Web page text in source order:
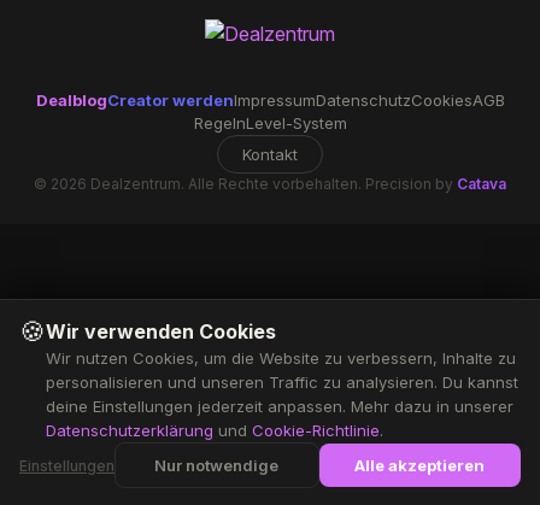
DealblogCreator werdenImpressumDatenschutzCookiesAGB
RegelnLevel-System
Kontakt
© 2026 Dealzentrum. Alle Rechte vorbehalten. Precision by Catava
🍪Wir verwenden Cookies
Wir nutzen Cookies, um die Website zu verbessern, Inhalte zu
personalisieren und unseren Traffic zu analysieren. Du kannst
deine Einstellungen jederzeit anpassen. Mehr dazu in unserer
Datenschutzerklärung und Cookie-Richtlinie.
Einstellungen Nur notwendige Alle akzeptieren